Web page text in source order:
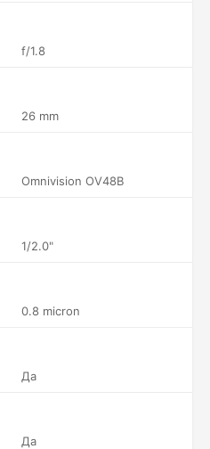
f/1.8
26 mm
Omnivision OV48B
1/2.0"
0.8 micron
Да
Да